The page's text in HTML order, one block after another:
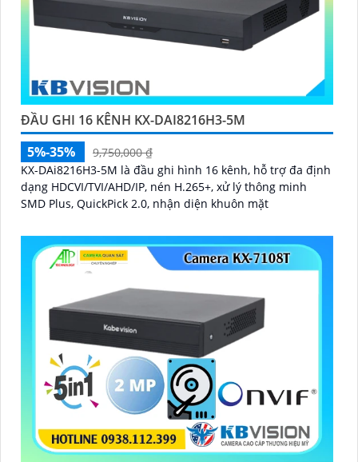
ĐẦU GHI 16 KÊNH KX-DAI8216H3-5M
5%-35%
9,750,000 ₫
KX-DAi8216H3-5M là đầu ghi hình 16 kênh, hỗ trợ đa định
dạng HDCVI/TVI/AHD/IP, nén H.265+, xử lý thông minh
SMD Plus, QuickPick 2.0, nhận diện khuôn mặt